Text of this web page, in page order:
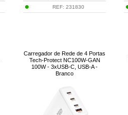
REF:231830
Carregador de Rede de 4 Portas
Tech-Protect NC100W-GAN
100W - 3xUSB-C, USB-A -
Branco